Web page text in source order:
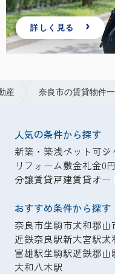
詳しく見る
産 奈良市の賃貸物件
人気の条件から探す
新築・築浅ペット可シ
リフォーム敷金礼金0円
分譲賃貸戸建賃貸オー
おすすめ条件から探す
奈良市生駒市大和郡山
近鉄奈良駅新大宮駅大
富雄駅生駒駅近鉄郡山
大和八木駅